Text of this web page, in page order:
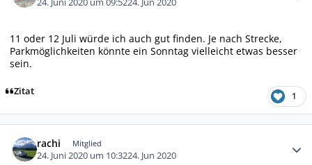
11 oder 12 Juli würde ich auch gut finden. Je nach Strecke,
Parkmöglichkeiten könnte ein Sonntag vielleicht etwas besser
sein.
Zitat 1
rachi Mitglied
24. Juni 2020 um 10:3224. Jun 2020